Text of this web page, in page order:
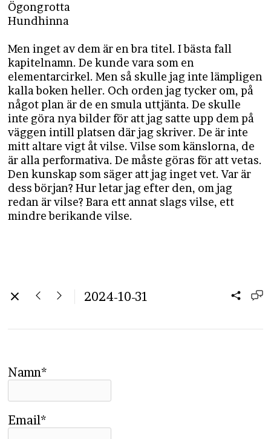
Ögongrotta
Hundhinna
Men inget av dem är en bra titel. I bästa fall
kapitelnamn. De kunde vara som en
elementarcirkel. Men så skulle jag inte lämpligen
kalla boken heller. Och orden jag tycker om, på
något plan är de en smula uttjänta. De skulle
inte göra nya bilder för att jag satte upp dem på
väggen intill platsen där jag skriver. De är inte
mitt altare vigt åt vilse. Vilse som känslorna, de
är alla performativa. De måste göras för att vetas.
Den kunskap som säger att jag inget vet. Var är
dess början? Hur letar jag efter den, om jag
redan är vilse? Bara ett annat slags vilse, ett
mindre berikande vilse.
2024-10-31
Namn*
Email*